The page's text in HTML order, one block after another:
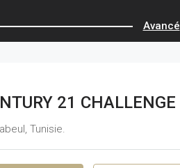
Avancé
21 CHALLENGE
Tunisie.